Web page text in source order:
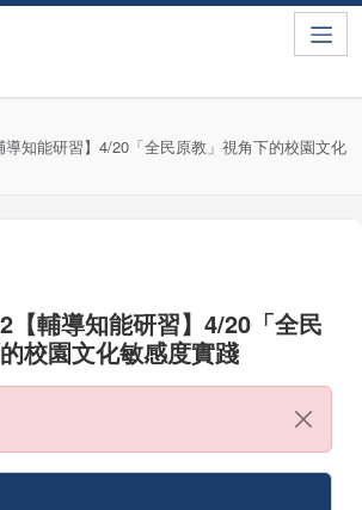
導知能研習】4/20「全民原教」視角下的校園文化
【輔導知能研習】4/20「全民
校園文化敏感度實踐